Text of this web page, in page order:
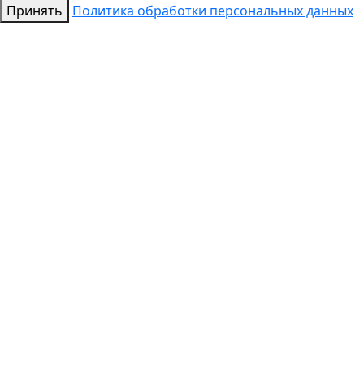
Принять
Политика обработки персональных данных